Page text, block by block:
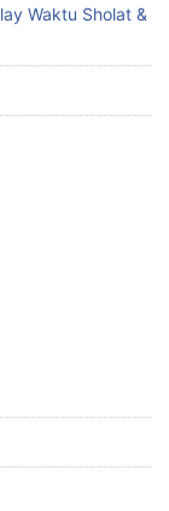
Waktu Sholat &